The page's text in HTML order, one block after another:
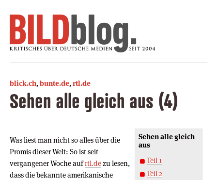
blick.ch,bunte.de,rtl.de
Sehen alle gleich aus (4)
Sehen alle gleich
aus
Teil 1
Teil 2
Was liest man nicht so alles über die
Promis dieser Welt: So ist seit
vergangener Woche aufrtl.de zu lesen,
dass die bekannte amerikanische